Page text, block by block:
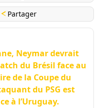
Partager
Neymar devrait
du Brésil face au
de la Coupe du
du PSG est
à l’Uruguay.